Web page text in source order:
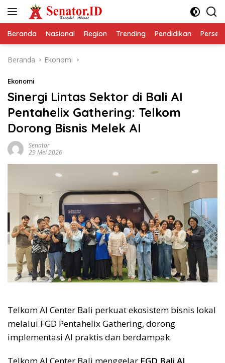
Beranda Nasional Region Trending Pendidikan
Beranda Ekonomi
Ekonomi
Sinergi Lintas Sektor di Bali AI
Pentahelix Gathering: Telkom
Dorong Bisnis Melek AI
Senator
29 Mei 2026
Telkom AI Center Bali perkuat ekosistem bisnis lokal
melalui FGD Pentahelix Gathering, dorong
implementasi AI praktis dan berdampak.